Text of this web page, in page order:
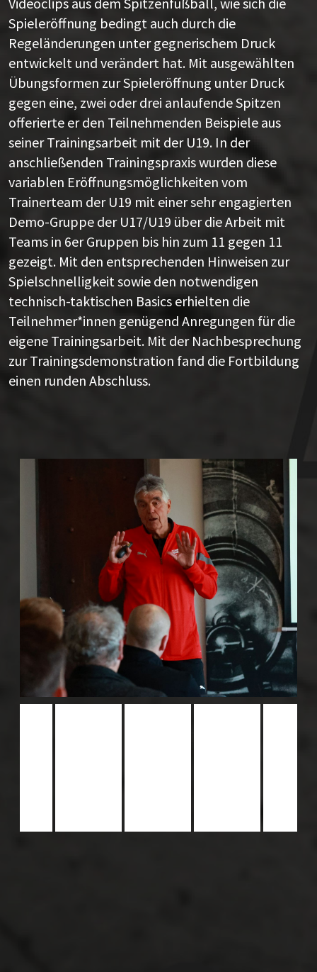
Spieleröffnung bedingt auch durch die
Regeländerungen unter gegnerischem Druck
entwickelt und verändert hat. Mit ausgewählten
Übungsformen zur Spieleröffnung unter Druck
gegen eine, zwei oder drei anlaufende Spitzen
offerierte er den Teilnehmenden Beispiele aus
seiner Trainingsarbeit mit der U19. In der
anschließenden Trainingspraxis wurden diese
variablen Eröffnungsmöglichkeiten vom
Trainerteam der U19 mit einer sehr engagierten
Demo-Gruppe der U17/U19 über die Arbeit mit
Teams in 6er Gruppen bis hin zum 11 gegen 11
gezeigt. Mit den entsprechenden Hinweisen zur
Spielschnelligkeit sowie den notwendigen
technisch-taktischen Basics erhielten die
Teilnehmer*innen genügend Anregungen für die
eigene Trainingsarbeit. Mit der Nachbesprechung
zur Trainingsdemonstration fand die Fortbildung
einen runden Abschluss.